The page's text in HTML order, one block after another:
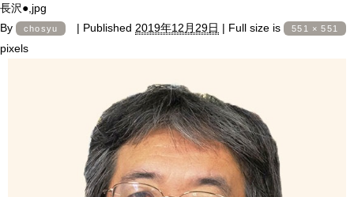
長沢●,jpg
By
chosyu | Published 2019年12月29日 | Full size is 551 × 551
pixels